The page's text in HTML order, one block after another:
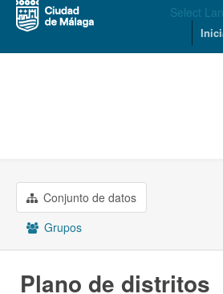
Select
Grupos
Acerca de
Conjunto de datos
Grupos
Plano de distritos